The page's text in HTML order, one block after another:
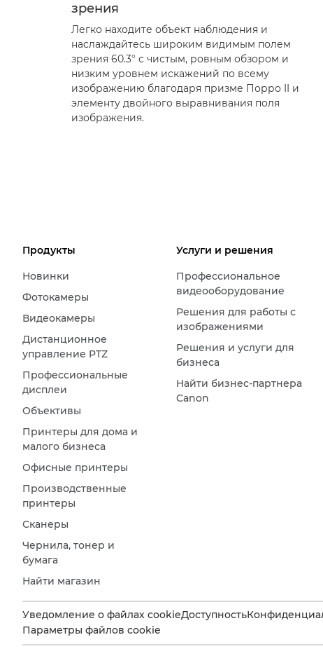
зрения
Легко находите объект наблюдения и
наслаждайтесь широким видимым полем
зрения 60.3° с чистым, ровным обзором и
низким уровнем искажений по всему
изображению благодаря призме Порро II и
элементу двойного выравнивания поля
изображения.
Продукты
Новинки
Фотокамеры
Видеокамеры
Дистанционное
управление PTZ
Профессиональные
дисплеи
Объективы
Принтеры для дома и
малого бизнеса
Офисные принтеры
Производственные
принтеры
Сканеры
Чернила, тонер и
бумага
Найти магазин
Услуги и решения
Профессиональное
видеооборудование
Решения для работы с
изображениями
Решения и услуги для
бизнеса
Найти бизнес-партнера
Canon
Уведомление о файлах cookieДоступность
Параметры файлов cookie